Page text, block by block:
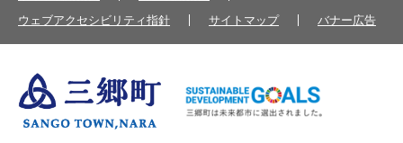
ウェブアクセシビリティ指針
サイトマップ バナー広告